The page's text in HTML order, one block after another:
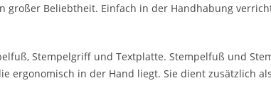
großer Beliebtheit. Einfach in der Handhabung
Stempelgriff und Textplatte. Stempelfuß und
ergonomisch in der Hand liegt. Sie dient zusätzlich